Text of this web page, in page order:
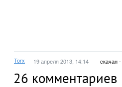
Torx 19 апреля 2013, 14:14 скачан -
26 комментариев